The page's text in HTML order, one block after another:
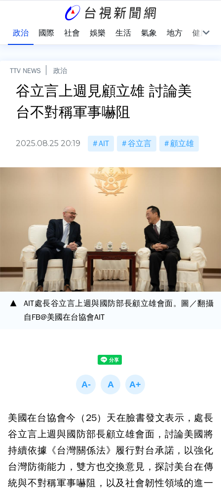
政治 國際 社會 娛樂 生活 氣象 地方 健康
TTV NEWS 政治
谷立言上週見顧立雄 討論美
台不對稱軍事嚇阻
2025.08.25 20:19 AIT 谷立言 顧立雄
AIT處長谷立言上週與國防部長顧立雄會面。圖／翻攝
自FB@美國在台協會AIT
美國在台協會今（25）天在臉書發文表示，處長
谷立言上週與國防部長顧立雄會面，討論美國將
持續依據《台灣關係法》履行對台承諾，以強化
台灣防衛能力，雙方也交換意見，探討美台在傳
統與不對稱軍事嚇阻，以及社會韌性領域的進一